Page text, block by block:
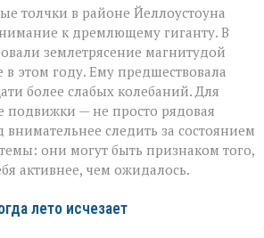
толчки в районе Йеллоустоуна
к дремлющему гиганту. В
землетрясение магнитудой
этом году. Ему предшествовала
более слабых колебаний. Для
подвижки — не просто рядовая
внимательнее следить за состоянием
они могут быть признаком того,
активнее, чем ожидалось.
лето исчезает